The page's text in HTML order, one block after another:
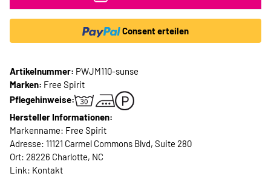
Consent erteilen
Artikelnummer: PWJM110-sunse
Marken: Free Spirit
Pflegehinweise:
Hersteller Informationen:
Markenname: Free Spirit
Adresse: 11121 Carmel Commons Blvd, Suite 280
Ort: 28226 Charlotte, NC
Link: Kontakt